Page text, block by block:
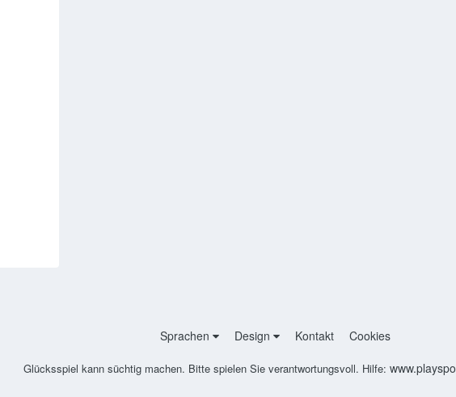
Sprachen Design Kontakt Cookies
Glücksspiel kann süchtig machen. Bitte spielen Sie verantwortungsvoll. Hilfe: